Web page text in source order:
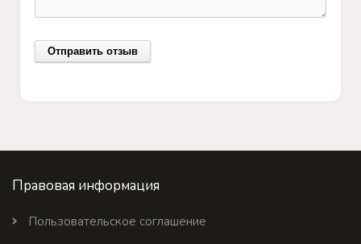
Правовая информация
Пользовательское соглашение